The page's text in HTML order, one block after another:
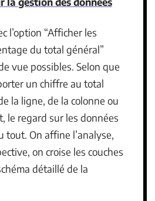
l’option “Afficher les
du total général”
vue possibles. Selon que
un chiffre au total
la ligne, de la colonne ou
le regard sur les données
tout. On affine l’analyse,
on croise les couches
détaillé de la